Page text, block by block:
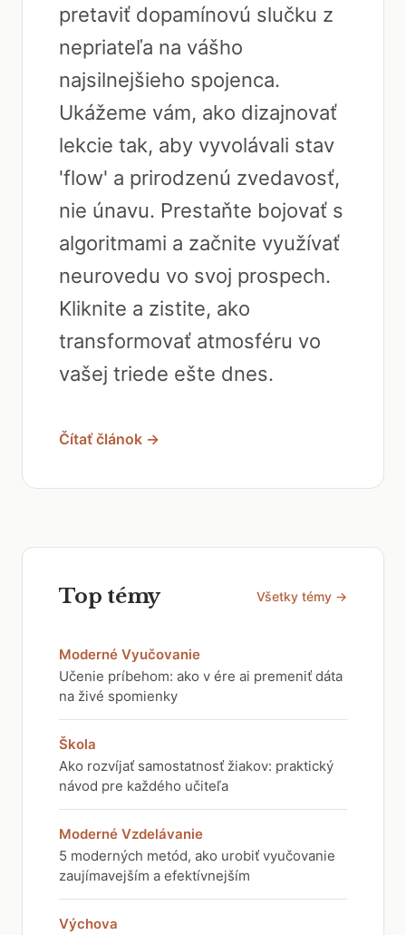
pretaviť dopamínovú slučku z
nepriateľa na vášho
najsilnejšieho spojenca.
Ukážeme vám, ako dizajnovať
lekcie tak, aby vyvolávali stav
'flow' a prirodzenú zvedavosť,
nie únavu. Prestaňte bojovať s
algoritmami a začnite využívať
neurovedu vo svoj prospech.
Kliknite a zistite, ako
transformovať atmosféru vo
vašej triede ešte dnes.
Čítať článok →
Top témy Všetky témy →
Moderné Vyučovanie
Učenie príbehom: ako v ére ai premeniť dáta
na živé spomienky
Škola
Ako rozvíjať samostatnosť žiakov: praktický
návod pre každého učiteľa
Moderné Vzdelávanie
5 moderných metód, ako urobiť vyučovanie
zaujímavejším a efektívnejším
Výchova